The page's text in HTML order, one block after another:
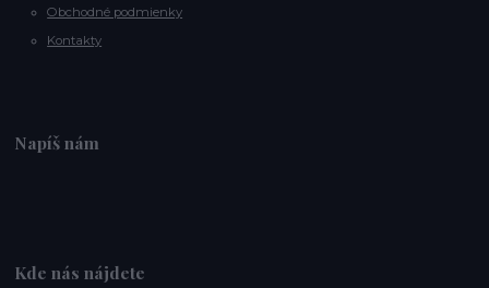
Obchodné podmienky
Kontakty
Napíš nám
Kde nás nájdete